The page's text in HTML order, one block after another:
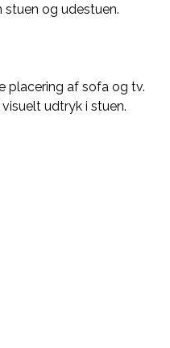
og udestuen.
placering af sofa og tv.
udtryk i stuen.